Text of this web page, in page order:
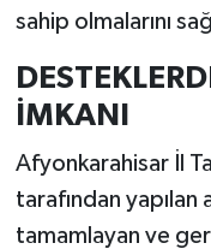
sahip olmalarını
İMKANI
Afyonkarahisar İl
tarafından yapılan
tamamlayan ve